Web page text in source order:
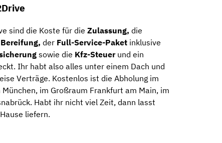
sind die Koste für die Zulassung, die
der Full-Service-Paket inklusive
sowie die Kfz-Steuerund ein
Ihr habt also alles unter einem Dach und
Verträge. Kostenlos ist die Abholung im
im Großraum Frankfurt am Main, im
Habt ihr nicht viel Zeit, dann lasst
liefern.